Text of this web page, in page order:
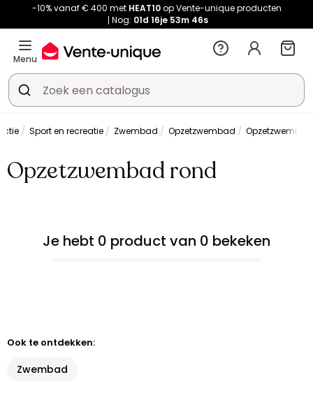
-10% vanaf € 400 met HEAT10op Vente-unique producten
Nog: 01d 16je 53m 46s
Menu
Sport en recreatie Zwembad Opzetzwembad
Opzetzwembad rond
Je hebt 0 product van 0 bekeken
Ook te ontdekken:
Zwembad